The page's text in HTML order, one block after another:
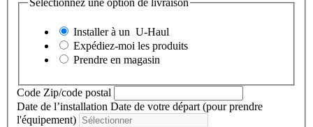
Sélectionnez une option de livraison
Installer à un U-Haul
Expédiez-moi les produits
Prendre en magasin
Code Zip/code postal
Date de l’installation Date de votre départ (pour prendre
l'équipement)